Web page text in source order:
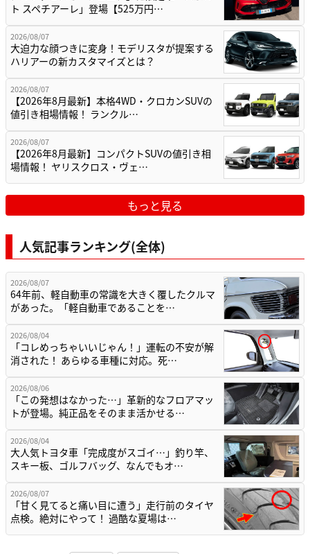
ト スペチアーレ」登場【525万円…
2026/08/07
大迫力な顔つきに変身！モデリスタが提案する
ハリアーの新カスタマイズとは？
2026/08/07
【2026年8月最新】本格4WD・クロカンSUVの
値引き相場情報！ ランクル…
2026/08/07
【2026年8月最新】コンパクトSUVの値引き相
場情報！ ヤリスクロス・ヴェ…
もっと見る
人気記事ランキング(全体)
2026/08/07
64年前、軽自動車の常識を大きく覆したクルマ
があった。「軽自動車であることを…
2026/08/04
「コレめっちゃいいじゃん！」運転の不安が解
消された！ あらゆる車種に対応。死…
2026/08/06
「この発想はなかった…」革新的なフロアマッ
トが登場。純正品をそのまま活かせる…
2026/08/04
大人気トヨタ車「完成度がスゴイ…」釣り竿、
スキー板、ゴルフバッグ、なんでもオ…
2026/08/07
「甘く見てると痛い目に遭う」走行前のタイヤ
点検。絶対にやって！ 過酷な夏場は…